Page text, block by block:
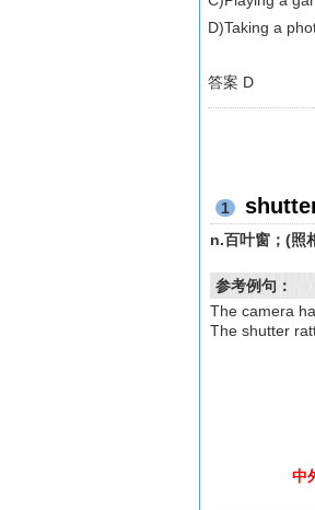
D)Taking a
答案 D
1
n.百叶窗；(照
参考例句：
The camera
The shutter
中